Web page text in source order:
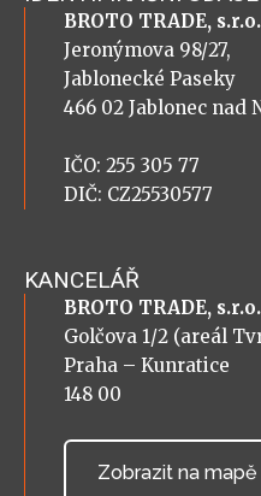
BROTO TRADE, s.r.o.
Jeronýmova 98/27,
Jablonecké Paseky
466 02 Jablonec nad
IČO: 255 305 77
DIČ: CZ25530577
KANCELÁŘ
BROTO TRADE, s.r.o.
Golčova 1/2 (areál
Praha – Kunratice
148 00
Zobrazit na mapě